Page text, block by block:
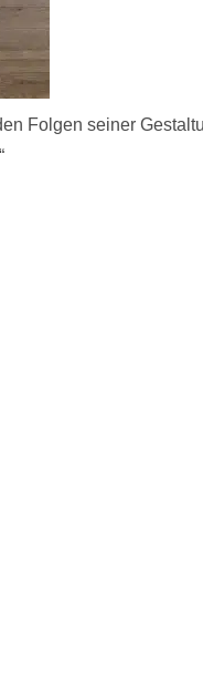
Folgen seiner